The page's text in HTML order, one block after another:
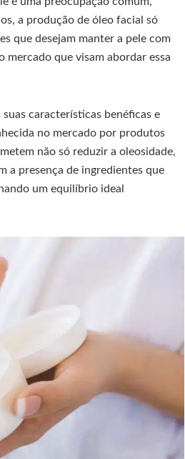
a produção de óleo facial só
que desejam manter a pele com
mercado que visam abordar essa
características benéficas e
no mercado por produtos
não só reduzir a oleosidade,
a presença de ingredientes que
um equilíbrio ideal